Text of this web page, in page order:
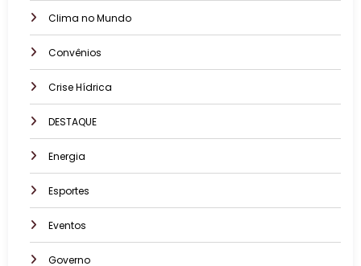
Clima no Mundo
Convênios
Crise Hídrica
DESTAQUE
Energia
Esportes
Eventos
Governo